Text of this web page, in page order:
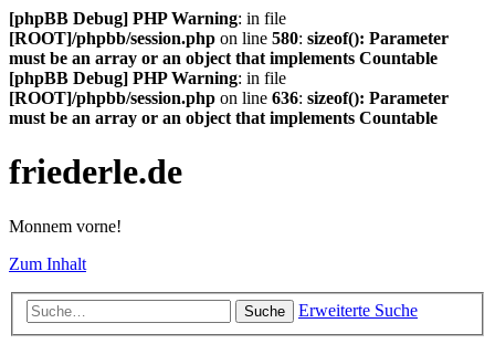
[phpBB Debug] PHP Warning: in file
[ROOT]/phpbb/session.php on line 580: sizeof(): Parameter
must be an array or an object that implements Countable
[phpBB Debug] PHP Warning: in file
[ROOT]/phpbb/session.php on line 636: sizeof(): Parameter
must be an array or an object that implements Countable
friederle.de
Monnem vorne!
Zum Inhalt
Suche Erweiterte Suche